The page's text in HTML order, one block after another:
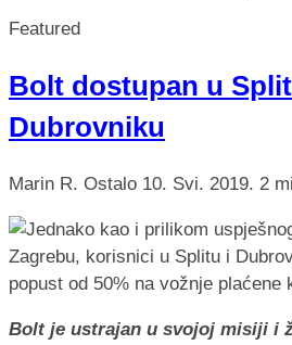
Featured
Bolt dostupan u
Dubrovniku
Marin R. Ostalo 10. Svi. 2019. 2
Bolt je ustrajan u svojoj misiji i